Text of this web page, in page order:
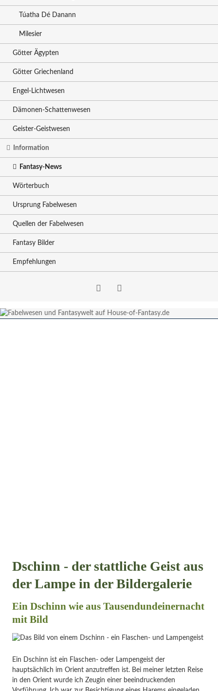
Túatha Dé Danann
Milesier
Götter Ägypten
Götter Griechenland
Engel-Lichtwesen
Dämonen-Schattenwesen
Geister-Geistwesen
Information
Fantasy-News
Wörterbuch
Ursprung Fabelwesen
Quellen der Fabelwesen
Fantasy Bilder
Empfehlungen
Dschinn - der stattliche Geist aus
der Lampe in der Bildergalerie
Ein Dschinn wie aus Tausendundeinernacht
mit Bild
Ein Dschinn ist ein Flaschen- oder Lampengeist der
hauptsächlich im Orient anzutreffen ist. Bei meiner letzten Reise
in den Orient wurde ich Zeugin einer beeindruckenden